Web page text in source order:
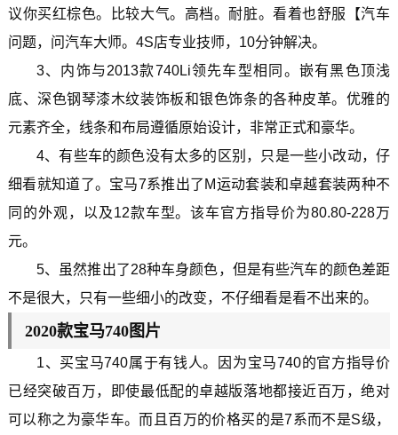
议你买红棕色。比较大气。高档。耐脏。看着也舒服【汽车
问题，问汽车大师。4S店专业技师，10分钟解决。
3、内饰与2013款740Li领先车型相同。嵌有黑色顶浅
底、深色钢琴漆木纹装饰板和银色饰条的各种皮革。优雅的
元素齐全，线条和布局遵循原始设计，非常正式和豪华。
4、有些车的颜色没有太多的区别，只是一些小改动，仔
细看就知道了。宝马7系推出了M运动套装和卓越套装两种不
同的外观，以及12款车型。该车官方指导价为80.80-228万
元。
5、虽然推出了28种车身颜色，但是有些汽车的颜色差距
不是很大，只有一些细小的改变，不仔细看是看不出来的。
2020款宝马740图片
1、买宝马740属于有钱人。因为宝马740的官方指导价
已经突破百万，即使最低配的卓越版落地都接近百万，绝对
可以称之为豪华车。而且百万的价格买的是7系而不是S级，